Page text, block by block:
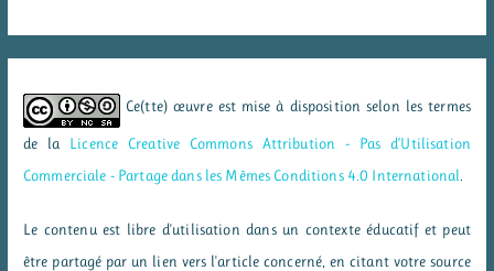
Ce(tte) œuvre est mise à disposition selon les termes
de la Licence Creative Commons Attribution - Pas d’Utilisation
Commerciale - Partage dans les Mêmes Conditions 4.0 International
Le contenu est libre d'utilisation dans un contexte éducatif et peut
être partagé par un lien vers l'article concerné, en citant votre source